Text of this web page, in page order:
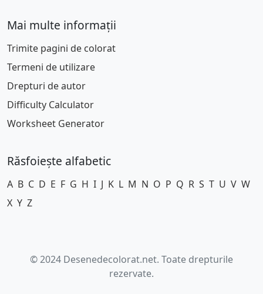
Mai multe informații
Trimite pagini de colorat
Termeni de utilizare
Drepturi de autor
Difficulty Calculator
Worksheet Generator
Răsfoiește alfabetic
A B C D E F G H I J K L M N O P Q R S T U V W
X Y Z
© 2024 Desenedecolorat.net. Toate drepturile
rezervate.